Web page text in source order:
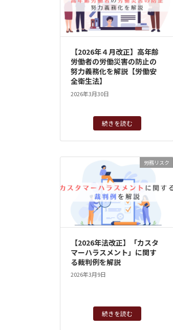
【2026年４月改正】高年齢
労働者の労働災害の防止の
努力義務化を解説【労働安
全衛生法】
2026年3月30日
続きを読む
労務リスク
【2026年法改正】「カスタ
マーハラスメント」に関す
る裁判例を解説
2026年3月9日
続きを読む